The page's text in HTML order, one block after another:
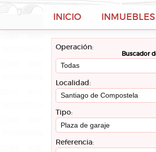
INICIO INMUEBLES
Buscador
Operación:
Localidad:
Tipo:
Referencia: